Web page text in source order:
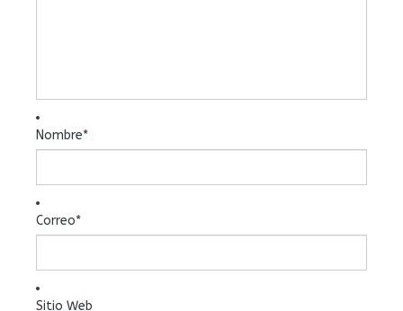
Nombre*
Correo*
Sitio Web